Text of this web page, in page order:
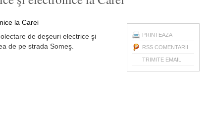
PRINTEAZA
RSS COMENTARII
TRIMITE EMAIL
de deşeuri electrice şi
de pe strada Someş.